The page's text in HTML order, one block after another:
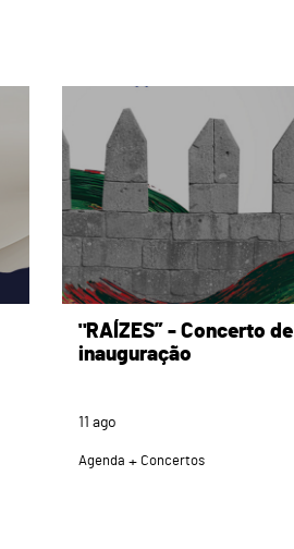
page
"RAÍZES” - Concerto de
inauguração
11 ago
Agenda Concertos